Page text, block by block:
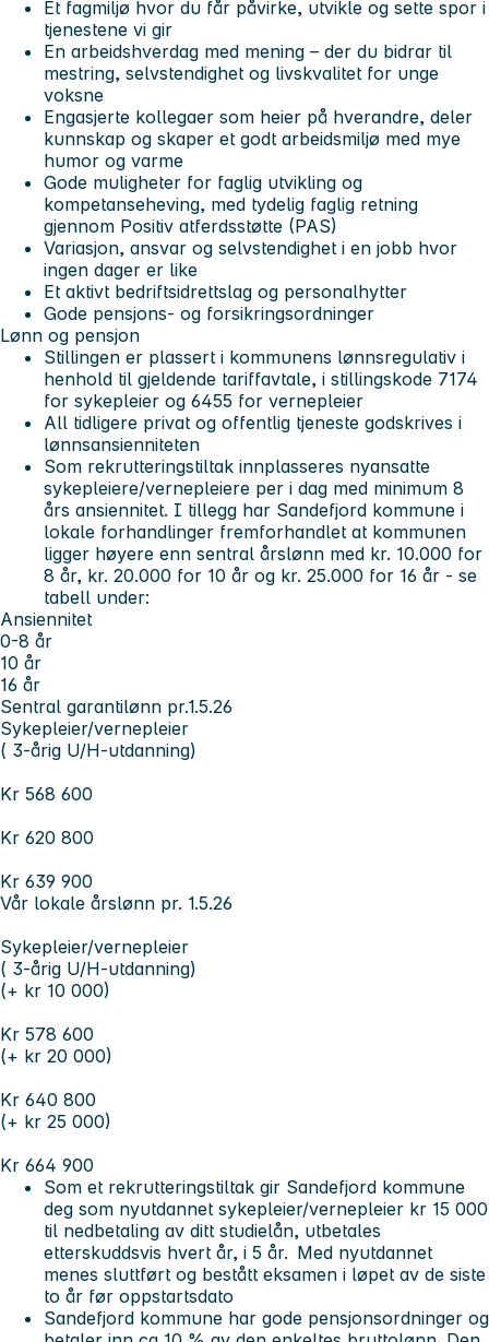
Et fagmiljø hvor du får påvirke, utvikle og sette spor i
tjenestene vi gir
En arbeidshverdag med mening – der du bidrar til
mestring, selvstendighet og livskvalitet for unge
voksne
Engasjerte kollegaer som heier på hverandre, deler
kunnskap og skaper et godt arbeidsmiljø med mye
humor og varme
Gode muligheter for faglig utvikling og
kompetanseheving, med tydelig faglig retning
gjennom Positiv atferdsstøtte (PAS)
Variasjon, ansvar og selvstendighet i en jobb hvor
ingen dager er like
Et aktivt bedriftsidrettslag og personalhytter
Gode pensjons- og forsikringsordninger
Lønn og pensjon
Stillingen er plassert i kommunens lønnsregulativ i
henhold til gjeldende tariffavtale, i stillingskode 7174
for sykepleier og 6455 for vernepleier
All tidligere privat og offentlig tjeneste godskrives i
lønnsansienniteten
Som rekrutteringstiltak innplasseres nyansatte
sykepleiere/vernepleiere per i dag med minimum 8
års ansiennitet. I tillegg har Sandefjord kommune i
lokale forhandlinger fremforhandlet at kommunen
ligger høyere enn sentral årslønn med kr. 10.000 for
8 år, kr. 20.000 for 10 år og kr. 25.000 for 16 år - se
tabell under:
Ansiennitet
0-8 år
10 år
16 år
Sentral garantilønn pr.1.5.26
Sykepleier/vernepleier
( 3-årig U/H-utdanning)
Kr 568 600
Kr 620 800
Kr 639 900
Vår lokale årslønn pr. 1.5.26
Sykepleier/vernepleier
( 3-årig U/H-utdanning)
(+ kr 10 000)
Kr 578 600
(+ kr 20 000)
Kr 640 800
(+ kr 25 000)
Kr 664 900
Som et rekrutteringstiltak gir Sandefjord kommune
deg som nyutdannet sykepleier/vernepleier kr 15 000
til nedbetaling av ditt studielån, utbetales
etterskuddsvis hvert år, i 5 år. Med nyutdannet
menes sluttført og bestått eksamen i løpet av de siste
to år før oppstartsdato
Sandefjord kommune har gode pensjonsordninger og